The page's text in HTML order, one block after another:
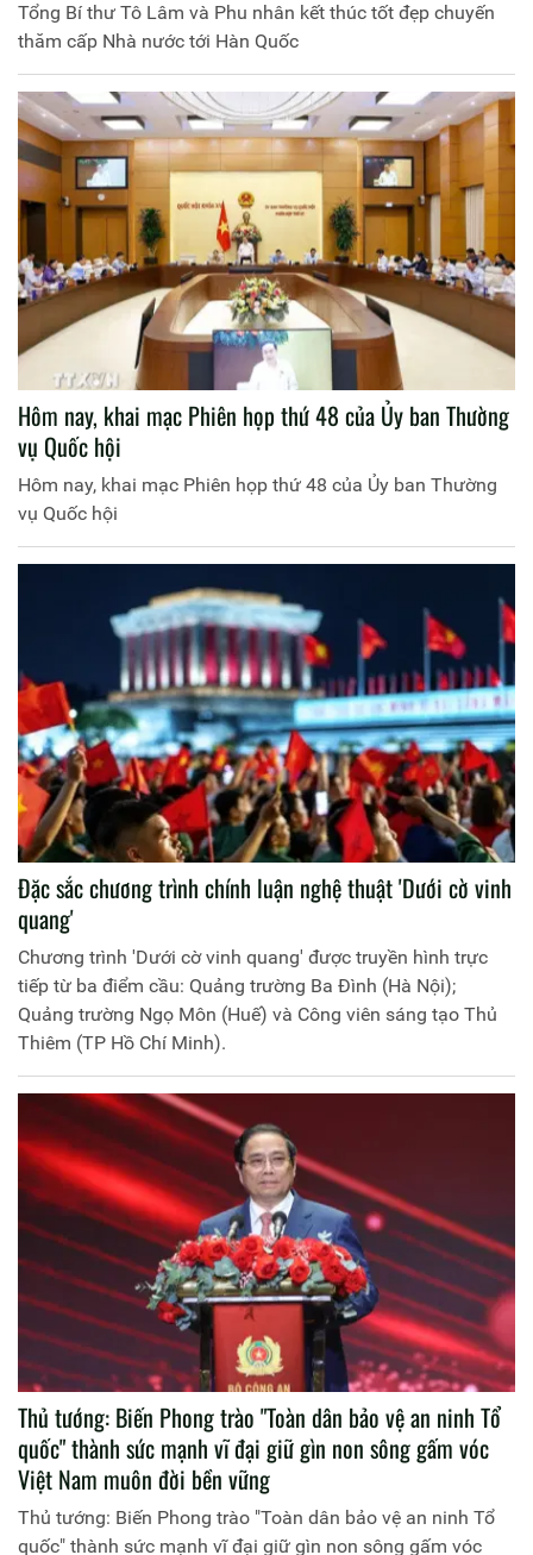
Tổng Bí thư Tô Lâm và Phu nhân kết thúc tốt đẹp chuyến
thăm cấp Nhà nước tới Hàn Quốc
Hôm nay, khai mạc Phiên họp thứ 48 của Ủy ban Thường
vụ Quốc hội
Hôm nay, khai mạc Phiên họp thứ 48 của Ủy ban Thường
vụ Quốc hội
Đặc sắc chương trình chính luận nghệ thuật 'Dưới cờ vinh
quang'
Chương trình 'Dưới cờ vinh quang' được truyền hình trực
tiếp từ ba điểm cầu: Quảng trường Ba Đình (Hà Nội);
Quảng trường Ngọ Môn (Huế) và Công viên sáng tạo Thủ
Thiêm (TP Hồ Chí Minh).
Thủ tướng: Biến Phong trào "Toàn dân bảo vệ an ninh Tổ
quốc" thành sức mạnh vĩ đại giữ gìn non sông gấm vóc
Việt Nam muôn đời bền vững
Thủ tướng: Biến Phong trào "Toàn dân bảo vệ an ninh Tổ
quốc" thành sức mạnh vĩ đại giữ gìn non sông gấm vóc